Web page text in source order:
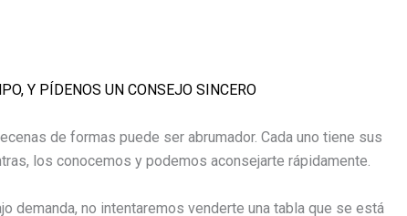
Y PÍDENOS UN CONSEJO SINCERO
de formas puede ser abrumador. Cada uno tiene sus
los conocemos y podemos aconsejarte rápidamente.
demanda, no intentaremos venderte una tabla que se está